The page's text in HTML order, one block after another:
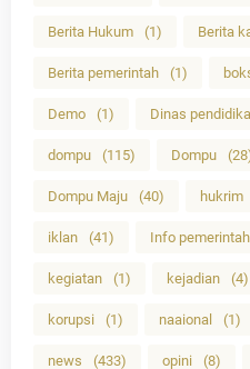
Berita Hukum (1) Berita
Berita pemerintah (1)
Demo (1) Dinas
dompu (115) Dompu
Dompu Maju (40) hukrim
iklan (41) Info pemerintah
kegiatan (1) kejadian (4)
korupsi (1) naaional (1)
news (433) opini (8)